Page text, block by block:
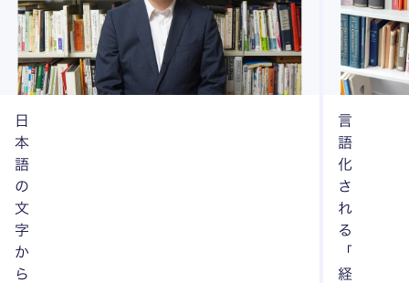
日
本
語
の
文
字
か
ら
言
語
化
さ
れ
る
「
経